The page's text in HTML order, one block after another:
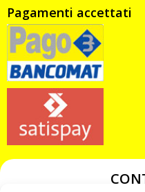
Pagamenti accettati